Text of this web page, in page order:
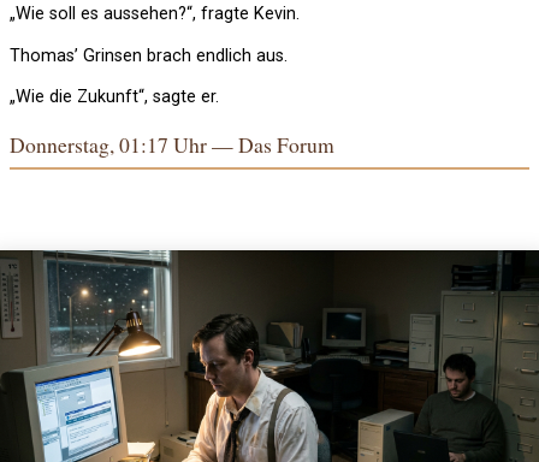
„Wie soll es aussehen?“, fragte Kevin.
Thomas’ Grinsen brach endlich aus.
„Wie die Zukunft“, sagte er.
Donnerstag, 01:17 Uhr — Das Forum